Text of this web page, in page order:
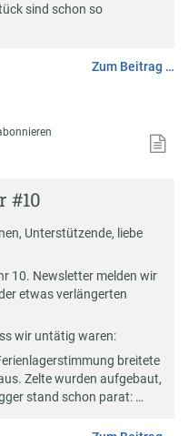
sind schon so
Zum Beitrag …
#10
Unterstützende, liebe
10. Newsletter melden wir
etwas verlängerten
wir untätig waren:
breitete
Zelte wurden aufgebaut,
stand schon parat: …